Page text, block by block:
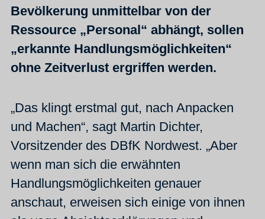
Bevölkerung unmittelbar von der
Ressource „Personal“ abhängt, sollen
„erkannte Handlungsmöglichkeiten“
ohne Zeitverlust ergriffen werden.
„Das klingt erstmal gut, nach Anpacken
und Machen“, sagt Martin Dichter,
Vorsitzender des DBfK Nordwest. „Aber
wenn man sich die erwähnten
Handlungsmöglichkeiten genauer
anschaut, erweisen sich einige von ihnen